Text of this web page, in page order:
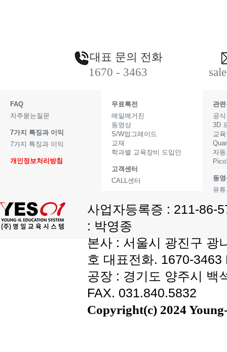
대표 문의 전화
1670 - 3463
FAQ
자주묻는질문
7가지 특징과 이익
7가지 특징과 이익
개인정보처리방침
무료특전
메일메거진
동영상
S/W업그레이드
교재
학과별 교육장비 도입안
고객센터
CALL센터
관
공
3D
교
자
동
유
사업자등록증 : 211-86-
: 박영종
본사 : 서울시 광진구 광
호 대표전화. 1670-
공장 : 경기도 양주시 백
FAX. 031.840.5832
Copyright(c) 2024